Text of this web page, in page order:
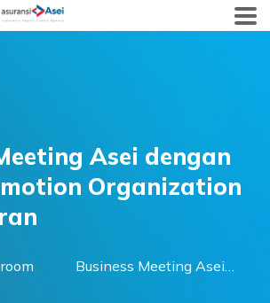
Asei dengan
Organization
Business Meeting Asei